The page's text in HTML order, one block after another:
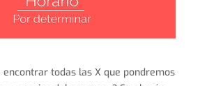
encontrar todas las X que pondremos